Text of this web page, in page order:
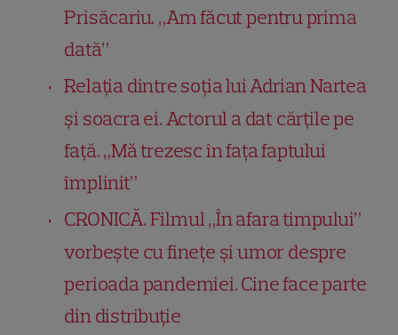
Prisăcariu. „Am făcut pentru prima
dată”
Relația dintre soția lui Adrian Nartea
și soacra ei. Actorul a dat cărțile pe
față. „Mă trezesc în fața faptului
împlinit”
CRONICĂ. Filmul „În afara timpului”
vorbește cu finețe și umor despre
perioada pandemiei. Cine face parte
din distribuție